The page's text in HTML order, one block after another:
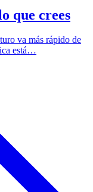
que crees
va más rápido de
está…